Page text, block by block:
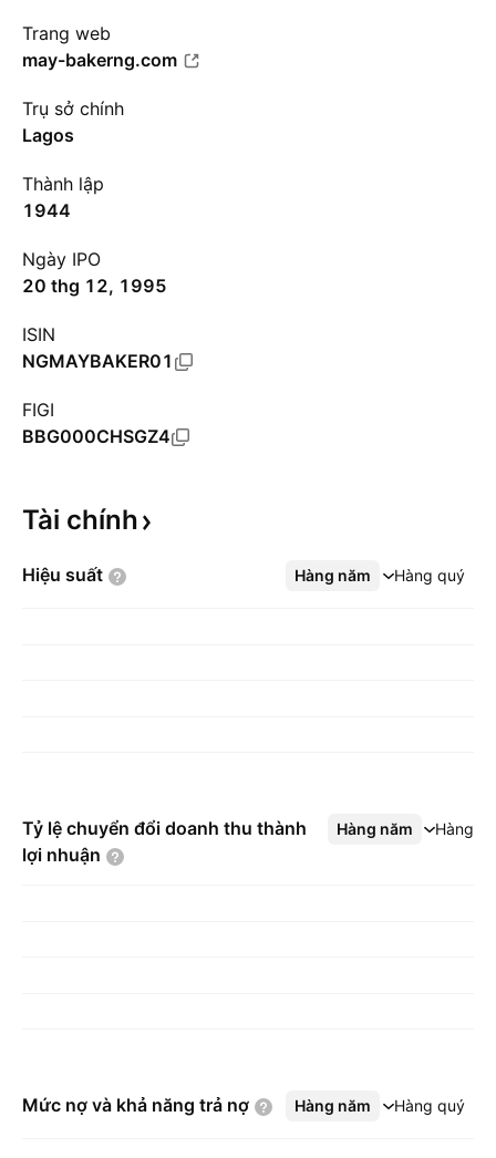
Trang web
may-bakerng.com
Trụ sở chính
Lagos
Thành lập
1944
Ngày IPO
20 thg 12, 1995
ISIN
NGMAYBAKER01
FIGI
BBG000CHSGZ4
Tài chính
Hiệu suất Hàng năm Hàng quý
Xem thêm
Tỷ lệ chuyển đổi doanh thu thành
lợi nhuận
Hàng năm Hàng
Xem thêm
Mức nợ và khả năng trả nợ Hàng năm Hàng quý
Xem thêm